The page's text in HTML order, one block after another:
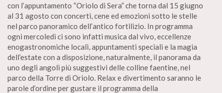
con l’appuntamento “Oriolo di Sera” che torna dal 15 giugno
al 31 agosto con concerti, cene ed emozioni sotto le stelle
nel parco panoramico dell’antico fortilizio. In programma
ogni mercoledì ci sono infatti musica dal vivo, eccellenze
enogastronomiche locali, appuntamenti speciali e la magia
dell’estate con a disposizione, naturalmente, il panorama da
uno degli angoli più suggestivi delle colline faentine, nel
parco della Torre di Oriolo. Relax e divertimento saranno le
parole d’ordine per gustare il programma della